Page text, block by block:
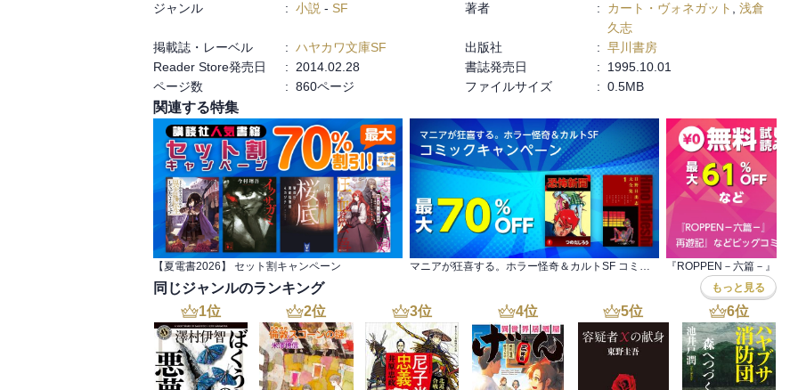
は続き、人類がなぜ船に乗り、どうなっていったか、どんな形に進化をとげたか、彼の目を通して見ることにな
まず初めて読む構成で、過去から現在を振り返る、結果を元に、クルーズに参加した人たちの運命を振り返り、
その間に世界の変貌をみる。国際ブックフェアから人間の卵子を食う微生物が世界に広がっていった。さながら
ダビデとゴリアテの物語の繰り返しのように。人類はここで滅びようとしていた。
ストーリーは二部に分かれている。一部は船に乗るまでの人々の運命。旅の途中で亡くなった人は名前の前に＊
印をつけている。彼はもうすぐ船の出航を待たずに死ぬ、というように未来の出来事を語る部分が何度もある。
このあたりヴォネガットの遊びだろうかという感じがする。
第一部　そのむかし
今から百万年前の西暦１９８６年、グアヤキルはエクアドルという南米の小さな民主国が持つ最大の貿易港だっ
た。
人類の発達した巨大脳が生み出した結果は、産業の危機、経済の破綻、飢餓、常にどこかで戦争をしているとい
う世界は末期状態になっていた。
そのころグアヤキルからガラパゴスに向けて「世紀の大自然クルーズ」の旅が計画された.
──そして、この飢饉は、ベートーヴェンの第九交響曲とおなじく、純然たる巨大脳の産物だった。
──だから、こういうしかない。当時の人間の脳は、生命をどこまで粗末に扱えるかについて、ひどく口数の多
い、無責任な発案者になっていたため、未来の世代の利益のために行動することまでが、ちょうど限られた範囲
の愛好家がたのしむゲームのように扱われた──たとえば、ポーカーや、ポロや、証券市場や、ＳＦ小説の執筆
のようなゲームのように。
いかがだろうか。本作は構成の緻密さという点でもヴォネガットの作品群の中でとりわけ優れた部類に入るが、
作品のいたるところに散りばめられた痛烈な批判の数々を眺めるだけでも一読の価値がある。
ところで、この物語では人類は絶滅してしまうわけではない。しかし、ある意味ではそれよりももっと皮肉な
結末といえる。過酷な自然選択の法則は大きすぎる脳を無用と宣告し、人類から取り上げた。われわれの子孫は
小さな流線型の頭とひれを持ち、和毛に覆われた体へと「進化」して、ガラパゴス諸島の片隅にあるサンタ・ロ
サリア島という架空の楽園でひっそりと暮らしていくのだ。
この物語における現在、すなわちいまから百万年後の人類には、もはやベートーヴェンの第九は書けない。だ
が、そんなものが何になる？　ここでわれわれは再び冒頭の疑問に戻る。巨大な脳を持つことがそんなに偉いの
か。人間は本当に賢いのだろうか。
ジャンル : 小説 - SF 著者 : カート・ヴォネガット
浅倉
久志
掲載誌・レーベル
: ハヤカワ文庫SF 出版社 : 早川書房
Reader Store発売日
: 2014.02.28 書誌発売日 :
1995.10.01
ページ数
: 860ページ ファイルサイズ : 0.5MB
関連する特集
【夏電書2026】 セット割キャンペーン マニアが狂喜する。ホラー怪奇＆カルトSF コミックキャンペーン
同じジャンルのランキング もっと見る
1位 2位 3位 4位 5位 6位